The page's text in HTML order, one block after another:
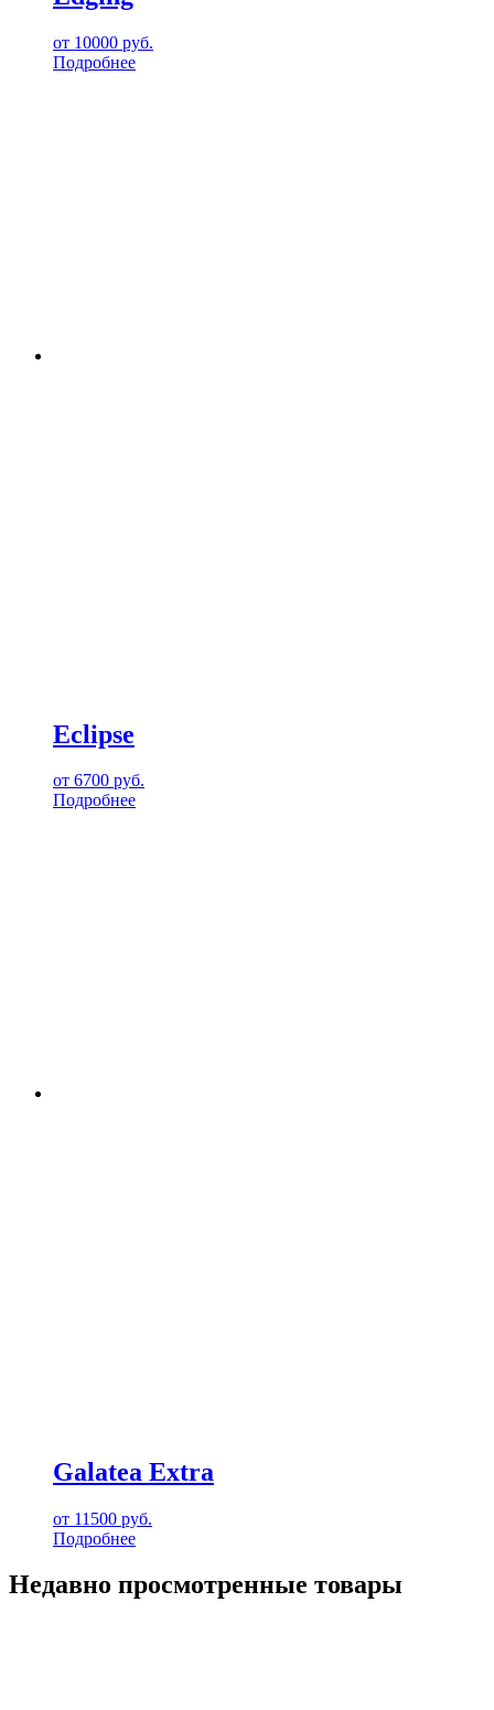
от 10000 руб.
Подробнее
Eclipse
от 6700 руб.
Подробнее
Galatea Extra
от 11500 руб.
Подробнее
Недавно просмотренные товары